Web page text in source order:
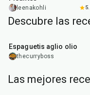
leenakohli
Descubre las
Espaguetis aglio olio
thecurryboss
Las mejores